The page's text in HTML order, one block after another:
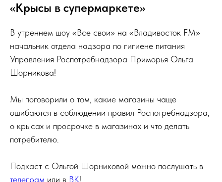
«Крысы в супермаркете»
В утреннем шоу «Все свои» на «Владивосток FM»
начальник отдела надзора по гигиене питания
Управления Роспотребнадзора Приморья Ольга
Шорникова!
Мы поговорили о том, какие магазины чаще
ошибаются в соблюдении правил Роспотребнадзора,
о крысах и просрочке в магазинах и что делать
потребителю.
Подкаст с Ольгой Шорниковой можно послушать в
телеграм или в ВК!